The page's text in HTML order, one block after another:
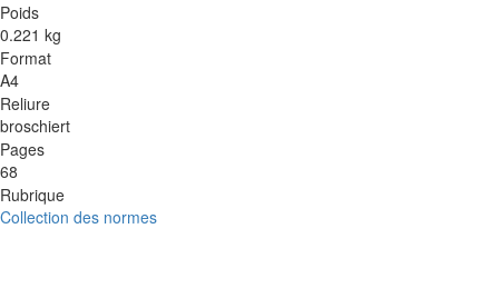
Poids
0.221 kg
Format
A4
Reliure
broschiert
Pages
68
Rubrique
Collection des normes